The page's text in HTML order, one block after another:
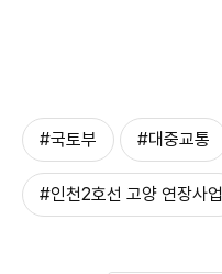
#국토부 #대중교통
#인천2호선 고양 연장사업